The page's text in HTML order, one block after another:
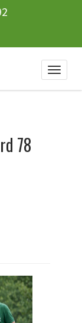
Toggle
78